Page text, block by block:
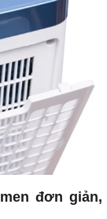
đơn giản,